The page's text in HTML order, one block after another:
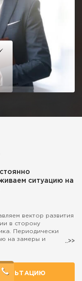
сотрудничество!
ситуацию на
вектор развития
в сторону
Периодически
на замеры и
выехал лично я, то
об этом